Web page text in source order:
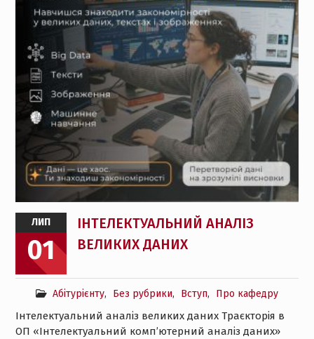
ЛИП
01
ІНТЕЛЕКТУАЛЬНИЙ АНАЛІЗ
ВЕЛИКИХ ДАНИХ
Абітурієнту, Без рубрики, Вступ, Про кафедру
Інтелектуальний аналіз великих даних Траєкторія в
ОП «Інтелектуальний комп’ютерний аналіз даних»